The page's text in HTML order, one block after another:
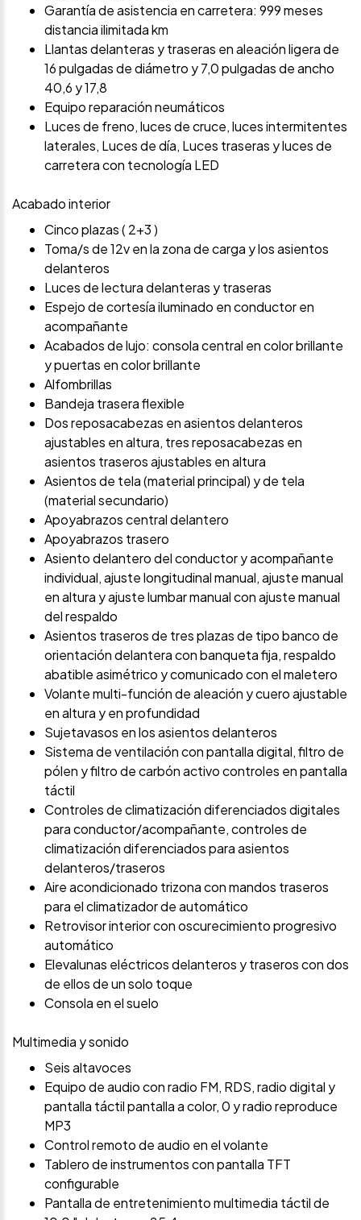
Garantía de asistencia en carretera: 999 meses
distancia ilimitada km
Llantas delanteras y traseras en aleación ligera de
16 pulgadas de diámetro y 7,0 pulgadas de ancho
40,6 y 17,8
Equipo reparación neumáticos
Luces de freno, luces de cruce, luces intermitentes
laterales, Luces de día, Luces traseras y luces de
carretera con tecnología LED
Acabado interior
Cinco plazas ( 2+3 )
Toma/s de 12v en la zona de carga y los asientos
delanteros
Luces de lectura delanteras y traseras
Espejo de cortesía iluminado en conductor en
acompañante
Acabados de lujo: consola central en color brillante
y puertas en color brillante
Alfombrillas
Bandeja trasera flexible
Dos reposacabezas en asientos delanteros
ajustables en altura, tres reposacabezas en
asientos traseros ajustables en altura
Asientos de tela (material principal) y de tela
(material secundario)
Apoyabrazos central delantero
Apoyabrazos trasero
Asiento delantero del conductor y acompañante
individual, ajuste longitudinal manual, ajuste manual
en altura y ajuste lumbar manual con ajuste manual
del respaldo
Asientos traseros de tres plazas de tipo banco de
orientación delantera con banqueta fija, respaldo
abatible asimétrico y comunicado con el maletero
Volante multi-función de aleación y cuero ajustable
en altura y en profundidad
Sujetavasos en los asientos delanteros
Sistema de ventilación con pantalla digital, filtro de
pólen y filtro de carbón activo controles en pantalla
táctil
Controles de climatización diferenciados digitales
para conductor/acompañante, controles de
climatización diferenciados para asientos
delanteros/traseros
Aire acondicionado trizona con mandos traseros
para el climatizador de automático
Retrovisor interior con oscurecimiento progresivo
automático
Elevalunas eléctricos delanteros y traseros con dos
de ellos de un solo toque
Consola en el suelo
Multimedia y sonido
Seis altavoces
Equipo de audio con radio FM, RDS, radio digital y
pantalla táctil pantalla a color, 0 y radio reproduce
MP3
Control remoto de audio en el volante
Tablero de instrumentos con pantalla TFT
configurable
Pantalla de entretenimiento multimedia táctil de